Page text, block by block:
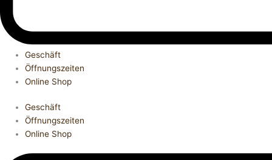
Geschäft
Öffnungszeiten
Online Shop
Geschäft
Öffnungszeiten
Online Shop